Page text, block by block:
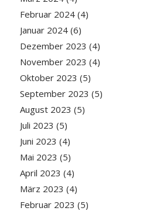
Februar 2024(4)
Januar 2024(6)
Dezember 2023 (4)
November 2023 (4)
Oktober 2023 (5)
September 2023 (5)
August 2023 (5)
Juli 2023 (5)
Juni 2023 (4)
Mai 2023 (5)
April 2023 (4)
März 2023 (4)
Februar 2023 (5)